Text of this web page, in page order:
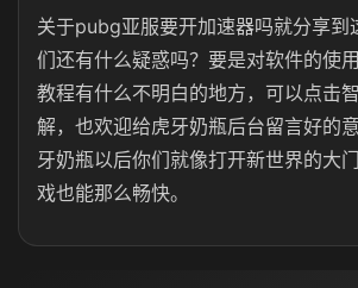
关于pubg亚服要开加速器吗就分享到
们还有什么疑惑吗？要是对软件的使
教程有什么不明白的地方，可以点击
解，也欢迎给虎牙奶瓶后台留言好的
牙奶瓶以后你们就像打开新世界的大
戏也能那么畅快。